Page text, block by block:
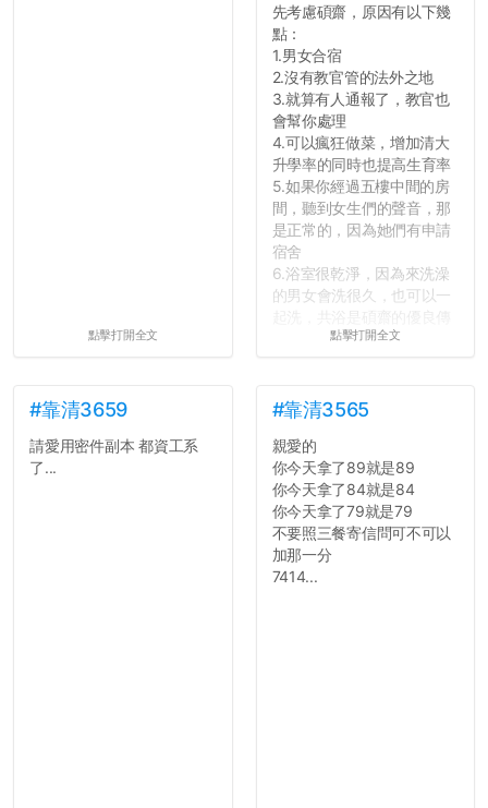
點擊打開全文
先考慮碩齋，原因有以下幾
點：
1.男女合宿
2.沒有教官管的法外之地
3.就算有人通報了，教官也
會幫你處理
4.可以瘋狂做菜，增加清大
升學率的同時也提高生育率
5.如果你經過五樓中間的房
間，聽到女生們的聲音，那
是正常的，因為她們有申請
宿舍
6.浴室很乾淨，因為來洗澡
的男女會洗很久，也可以一
舍房間，都歡迎留言讓我知
道...
點擊打開全文
#靠清3659
請愛用密件副本 都資工系
了...
#靠清3565
親愛的
你今天拿了89就是89
你今天拿了84就是84
你今天拿了79就是79
不要照三餐寄信問可不可以
加那一分
7414...